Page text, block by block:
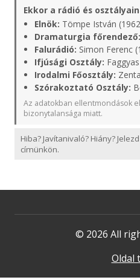
Ekkor a rádió és
Elnök: Tömpe István
Dramaturgia főrendező:
Falurádió: Simon Ferenc
Ifjúsági Osztály:
Irodalmi Főosztály:
Szórakoztató Osztály:
Az adatokban ellentmondások
bizonytalansága miatt.
Hiba? Javítanivaló? Hiány?
címünkön.
© 2026 All
Oldal